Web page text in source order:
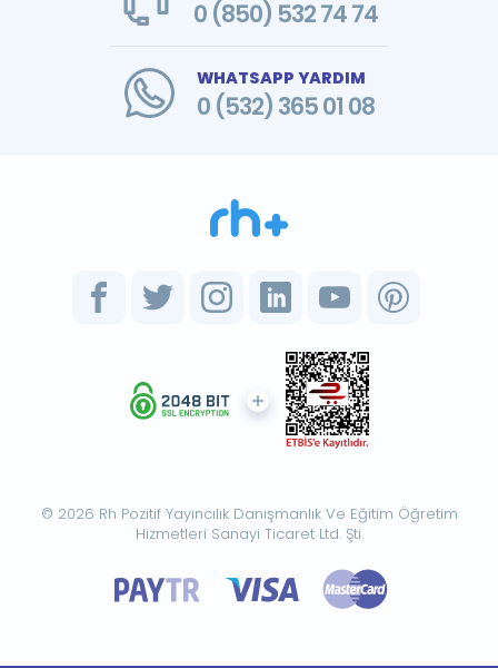
0 (850) 532 74 74
WHATSAPP YARDIM
0 (532) 365 01 08
© 2026 Rh Pozitif Yayıncılık Danışmanlık Ve Eğitim Öğretim
Hizmetleri Sanayi Ticaret Ltd. Şti.